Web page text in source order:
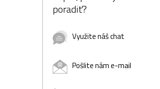
poradiť?
Využite náš chat
Pošlite nám e-mail